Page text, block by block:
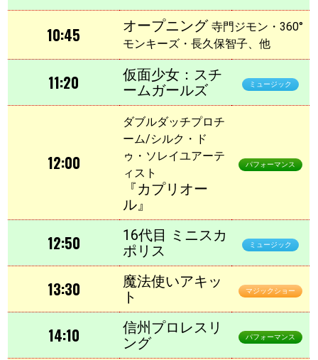
10:45 オープニング寺門ジモン・360°
モンキーズ・長久保智子、他
11:20
仮面少女：スチ
ームガールズ
ミュージック
12:00
ダブルダッチプロチ
ーム/シルク・ド
ゥ・ソレイユアーテ
ィスト
『カプリオー
ル』
パフォーマンス
12:50
16代目 ミニスカ
ポリス
ミュージック
13:30
魔法使いアキッ
ト
マジックショー
14:10
信州プロレスリ
ング
パフォーマンス